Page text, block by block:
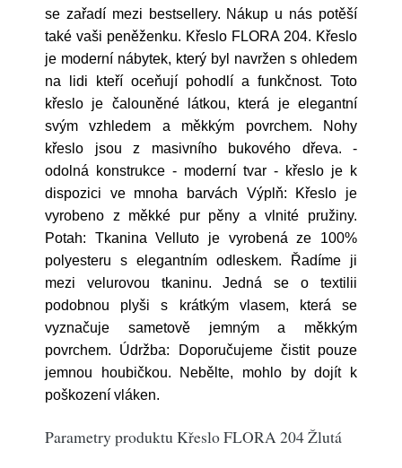
se zařadí mezi bestsellery. Nákup u nás potěší
také vaši peněženku. Křeslo FLORA 204. Křeslo
je moderní nábytek, který byl navržen s ohledem
na lidi kteří oceňují pohodlí a funkčnost. Toto
křeslo je čalouněné látkou, která je elegantní
svým vzhledem a měkkým povrchem. Nohy
křeslo jsou z masivního bukového dřeva. -
odolná konstrukce - moderní tvar - křeslo je k
dispozici ve mnoha barvách Výplň: Křeslo je
vyrobeno z měkké pur pěny a vlnité pružiny.
Potah: Tkanina Velluto je vyrobená ze 100%
polyesteru s elegantním odleskem. Řadíme ji
mezi velurovou tkaninu. Jedná se o textilii
podobnou plyši s krátkým vlasem, která se
vyznačuje sametově jemným a měkkým
povrchem. Údržba: Doporučujeme čistit pouze
jemnou houbičkou. Nebělte, mohlo by dojít k
poškození vláken.
Parametry produktu Křeslo FLORA 204 Žlutá